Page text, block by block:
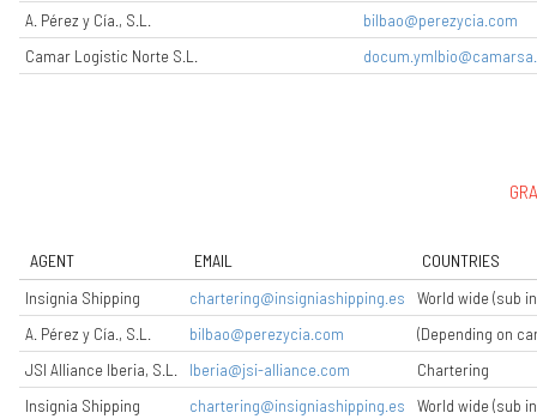
A. Pérez y Cía., S.L.
bilbao@perezycia.com
Camar Logistic Norte S.L.
AGENT EMAIL
COUNTRIES
Insignia Shipping
chartering@insigniashipping.es
World wide (sub
A. Pérez y Cía., S.L.
bilbao@perezycia.com
(Depending on
JSI Alliance Iberia, S.L.
Iberia@jsi-alliance.com
Chartering
Insignia Shipping
chartering@insigniashipping.es
World wide (sub